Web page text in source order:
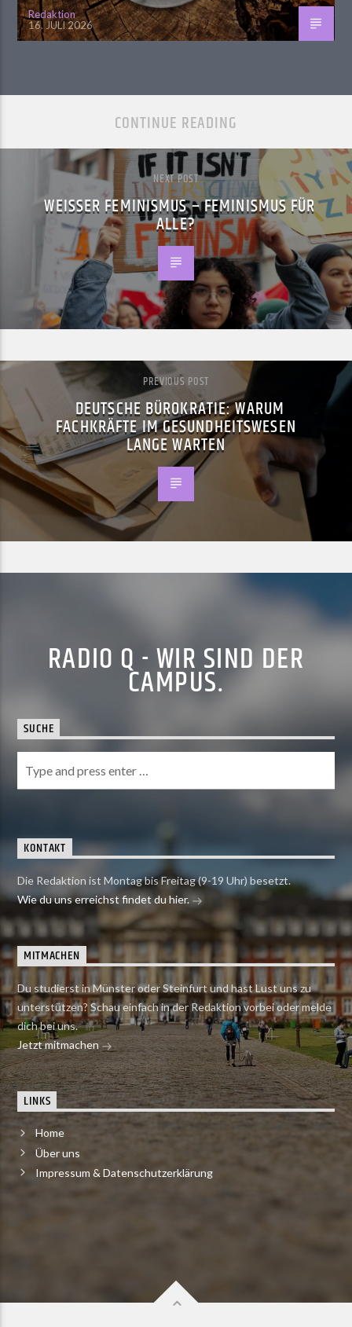
Redaktion
16. JULI 2026
CONTINUE READING
NEXT POST
WEISSER FEMINISMUS – FEMINISMUS FÜR A
LLE?
PREVIOUS POST
DEUTSCHE BÜROKRATIE: WARUM
FACHKRÄFTE IM GESUNDHEITSWESEN
LANGE WARTEN
RADIO Q - WIR SIND DER
CAMPUS.
SUCHE
KONTAKT
Die Redaktion ist Montag bis Freitag (9-19 Uhr) besetzt.
Wie du uns erreichst findet du hier.
MITMACHEN
Du studierst in Münster oder Steinfurt und hast Lust uns zu
unterstützen? Schau einfach in der Redaktion vorbei oder melde
dich bei uns.
Jetzt mitmachen
LINKS
Home
Über uns
Impressum & Datenschutzerklärung